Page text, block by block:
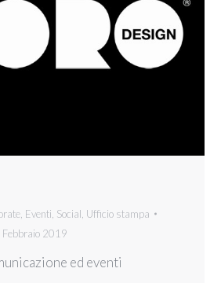
Eventi Social Ufficio stampa
Febbraio 2019
ed eventi